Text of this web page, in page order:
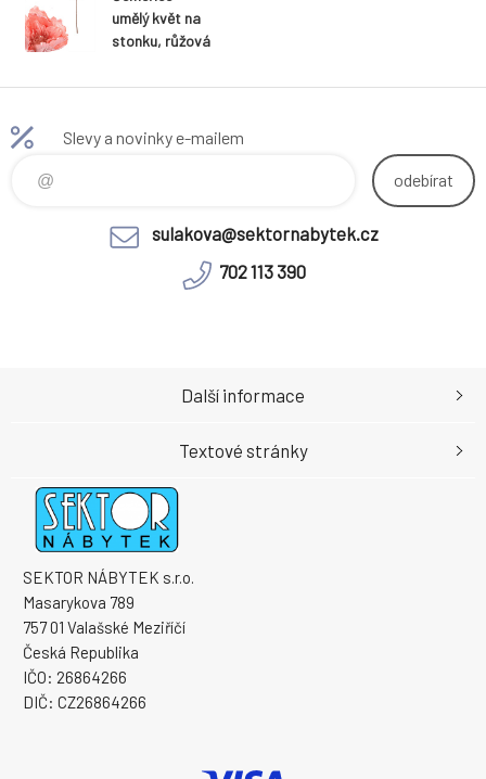
umělý květ na
stonku, růžová
Slevy a novinky e-mailem
odebírat
sulakova@sektornabytek.cz
702 113 390
SEKTOR NÁBYTEK s.r.o.
Masarykova 789
757 01 Valašské Meziříčí
Česká Republika
IČO: 26864266
DIČ: CZ26864266
Další informace
Textové stránky